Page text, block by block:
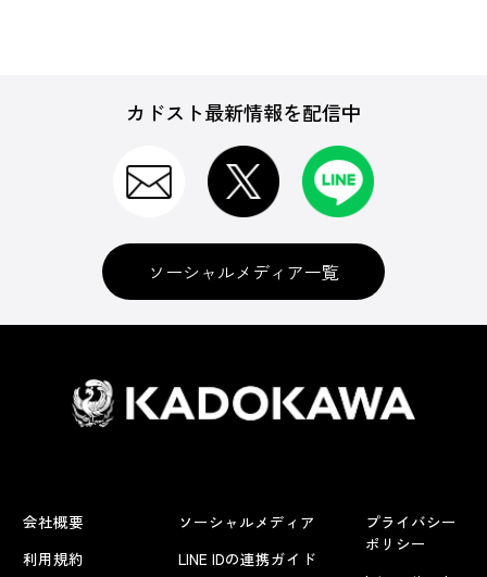
カドスト最新情報を配信中
ソーシャルメディア一覧
会社概要
利用規約
ソーシャルメディア
LINE IDの連携ガイド
プライバシー
ポリシー